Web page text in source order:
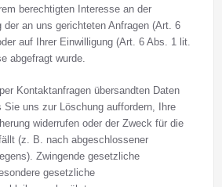
berechtigten Interesse an der
an uns gerichteten Anfragen (Art. 6
auf Ihrer Einwilligung (Art. 6 Abs. 1 lit.
abgefragt wurde.
Kontaktanfragen übersandten Daten
Sie uns zur Löschung auffordern, Ihre
widerrufen oder der Zweck für die
(z. B. nach abgeschlossener
Zwingende gesetzliche
gesetzliche